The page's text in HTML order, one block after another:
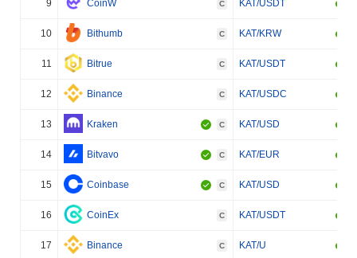
9 CoinW C KAT/USDT
10 Bithumb C KAT/KRW
11 Bitrue C KAT/USDT
12 Binance C KAT/USDC
13 Kraken C KAT/USD
14 Bitvavo C KAT/EUR
15 Coinbase C KAT/USD
16 CoinEx C KAT/USDT
17 Binance C KAT/U